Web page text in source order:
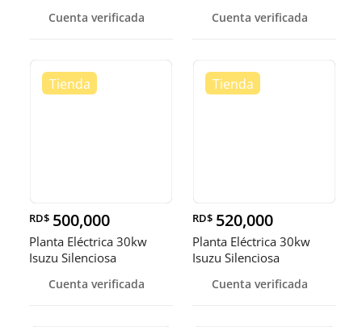
Cuenta verificada Cuenta verificada
RD$ 500,000
Planta Eléctrica 30kw
Isuzu Silenciosa
Cuenta verificada
RD$ 520,000
Planta Eléctrica 30kw
Isuzu Silenciosa
Cuenta verificada